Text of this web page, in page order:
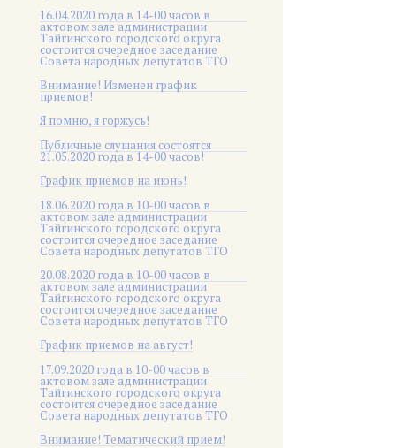
16.04.2020 года в 14-00 часов в
актовом зале администрации
Тайгинского городского округа
состоится очередное заседание
Совета народных депутатов ТГО
Внимание! Изменен график
приемов!
Я помню, я горжусь!
Публичные слушания состоятся
21.05.2020 года в 14-00 часов!
График приемов на июнь!
18.06.2020 года в 10-00 часов в
актовом зале администрации
Тайгинского городского округа
состоится очередное заседание
Совета народных депутатов ТГО
20.08.2020 года в 10-00 часов в
актовом зале администрации
Тайгинского городского округа
состоится очередное заседание
Совета народных депутатов ТГО
График приемов на август!
17.09.2020 года в 10-00 часов в
актовом зале администрации
Тайгинского городского округа
состоится очередное заседание
Совета народных депутатов ТГО
Внимание! Тематический прием!